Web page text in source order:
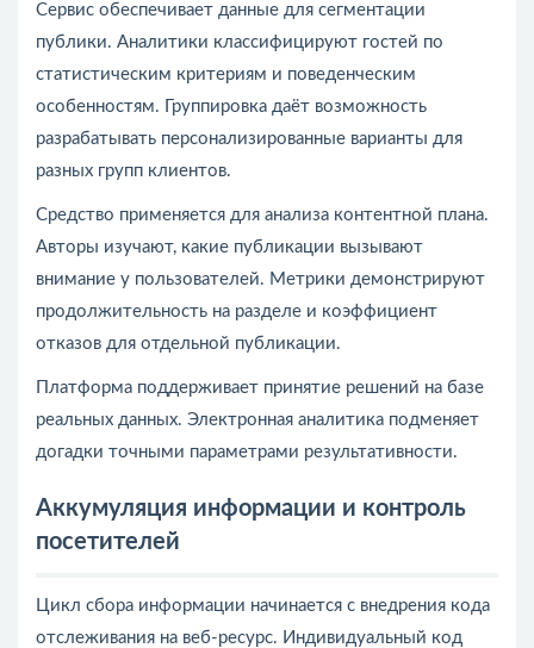
Сервис обеспечивает данные для сегментации
публики. Аналитики классифицируют гостей по
статистическим критериям и поведенческим
особенностям. Группировка даёт возможность
разрабатывать персонализированные варианты для
разных групп клиентов.
Средство применяется для анализа контентной плана.
Авторы изучают, какие публикации вызывают
внимание у пользователей. Метрики демонстрируют
продолжительность на разделе и коэффициент
отказов для отдельной публикации.
Платформа поддерживает принятие решений на базе
реальных данных. Электронная аналитика подменяет
догадки точными параметрами результативности.
Аккумуляция информации и контроль
посетителей
Цикл сбора информации начинается с внедрения кода
отслеживания на веб-ресурс. Индивидуальный код